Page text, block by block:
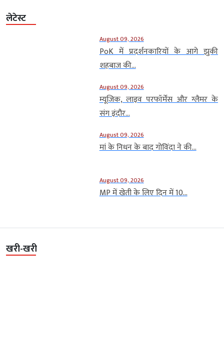
लेटेस्ट
August 09, 2026
PoK में प्रदर्शनकारियों के आगे झुकी
शहबाज की...
August 09, 2026
म्यूजिक, लाइव परफॉर्मेंस और ग्लैमर के
संग इंदौर...
August 09, 2026
मां के निधन के बाद गोविंदा ने की...
August 09, 2026
MP में खेती के लिए दिन में 10...
खरी-खरी